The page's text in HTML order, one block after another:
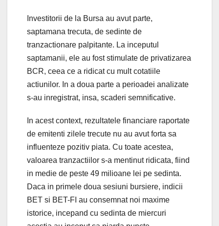
Investitorii de la Bursa au avut parte,
saptamana trecuta, de sedinte de
tranzactionare palpitante. La inceputul
saptamanii, ele au fost stimulate de privatizarea
BCR, ceea ce a ridicat cu mult cotatiile
actiunilor. In a doua parte a perioadei analizate
s-au inregistrat, insa, scaderi semnificative.
In acest context, rezultatele financiare raportate
de emitenti zilele trecute nu au avut forta sa
influenteze pozitiv piata. Cu toate acestea,
valoarea tranzactiilor s-a mentinut ridicata, fiind
in medie de peste 49 milioane lei pe sedinta.
Daca in primele doua sesiuni bursiere, indicii
BET si BET-FI au consemnat noi maxime
istorice, incepand cu sedinta de miercuri